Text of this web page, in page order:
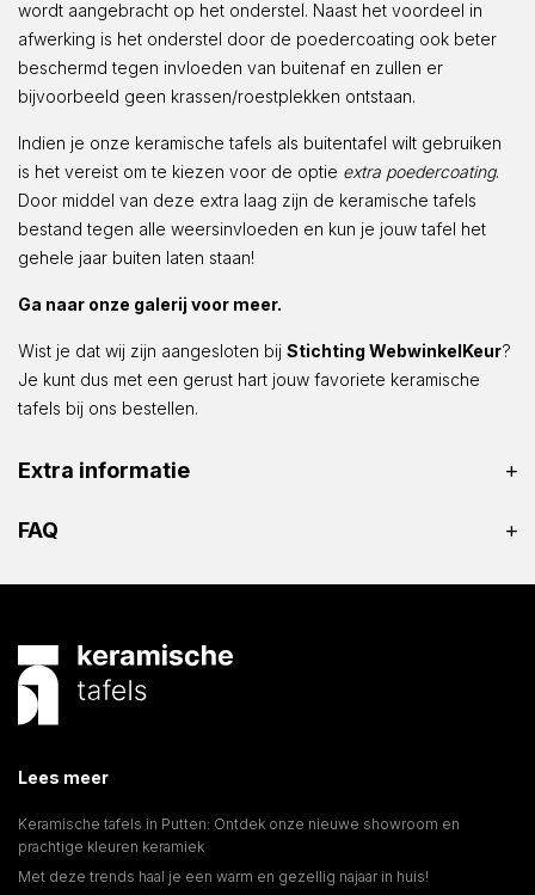
wordt aangebracht op het onderstel. Naast het voordeel in
afwerking is het onderstel door de poedercoating ook beter
beschermd tegen invloeden van buitenaf en zullen er
bijvoorbeeld geen krassen/roestplekken ontstaan.
Indien je onze keramische tafels als buitentafel wilt gebruiken
is het vereist om te kiezen voor de optie extra poedercoating.
Door middel van deze extra laag zijn de keramische tafels
bestand tegen alle weersinvloeden en kun je jouw tafel het
gehele jaar buiten laten staan!
Ga naar onze galerij voor meer.
Wist je dat wij zijn aangesloten bij Stichting WebwinkelKeur?
Je kunt dus met een gerust hart jouw favoriete keramische
tafels bij ons bestellen.
Extra informatie
FAQ
Lees meer
Keramische tafels in Putten: Ontdek onze nieuwe showroom en
prachtige kleuren keramiek
Met deze trends haal je een warm en gezellig najaar in huis!